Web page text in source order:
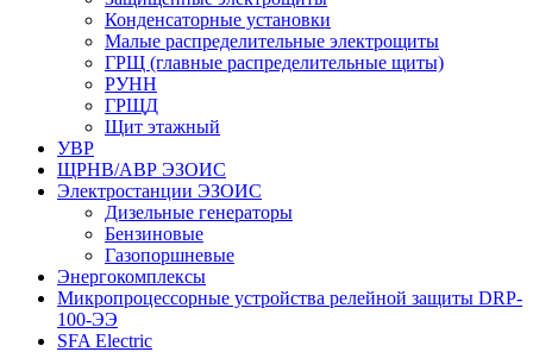
Конденсаторные установки
Малые распределительные электрощиты
ГРЩ (главные распределительные щиты)
РУНН
ГРЩД
Щит этажный
УВР
ЩРНВ/АВР ЭЗОИС
Электростанции ЭЗОИС
Дизельные генераторы
Бензиновые
Газопоршневые
Энергокомплексы
Микропроцессорные устройства релейной защиты DRP-
100-ЭЭ
SFA Electric